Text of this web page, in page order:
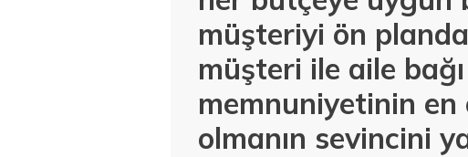
müşteriyi ön
müşteri ile aile
memnuniyetinin
olmanın sevincini